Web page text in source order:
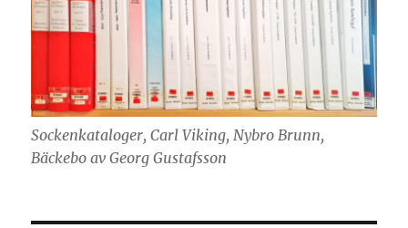
Sockenkataloger, Carl Viking, Nybro Brunn,
Bäckebo av Georg Gustafsson